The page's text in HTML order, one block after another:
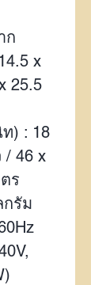
ก
x
25.5
) : 18
/ 46 x
ร
กรัม